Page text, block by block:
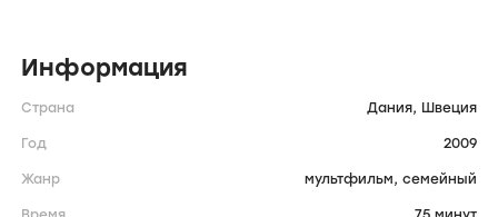
Информация
Страна Дания, Швеция
Год 2009
Жанр мультфильм, семейный